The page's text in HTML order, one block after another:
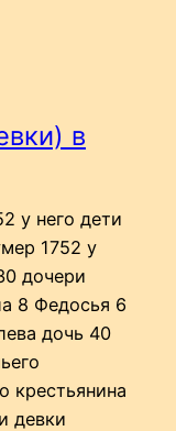
в
у него дети
1752 у
дочери
8 Федосья 6
дочь 40
крестьянина
девки